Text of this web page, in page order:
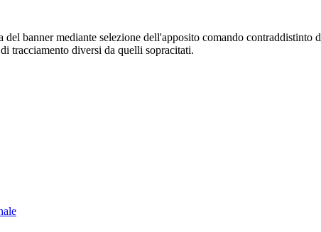
banner mediante selezione dell'apposito comando
tracciamento diversi da quelli sopracitati.